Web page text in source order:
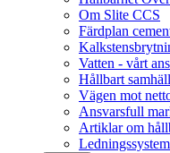
Om Slite CCS
Färdplan
Vatten - vårt
Hållbart
Vägen mot
Ansvarsfull
Artiklar om